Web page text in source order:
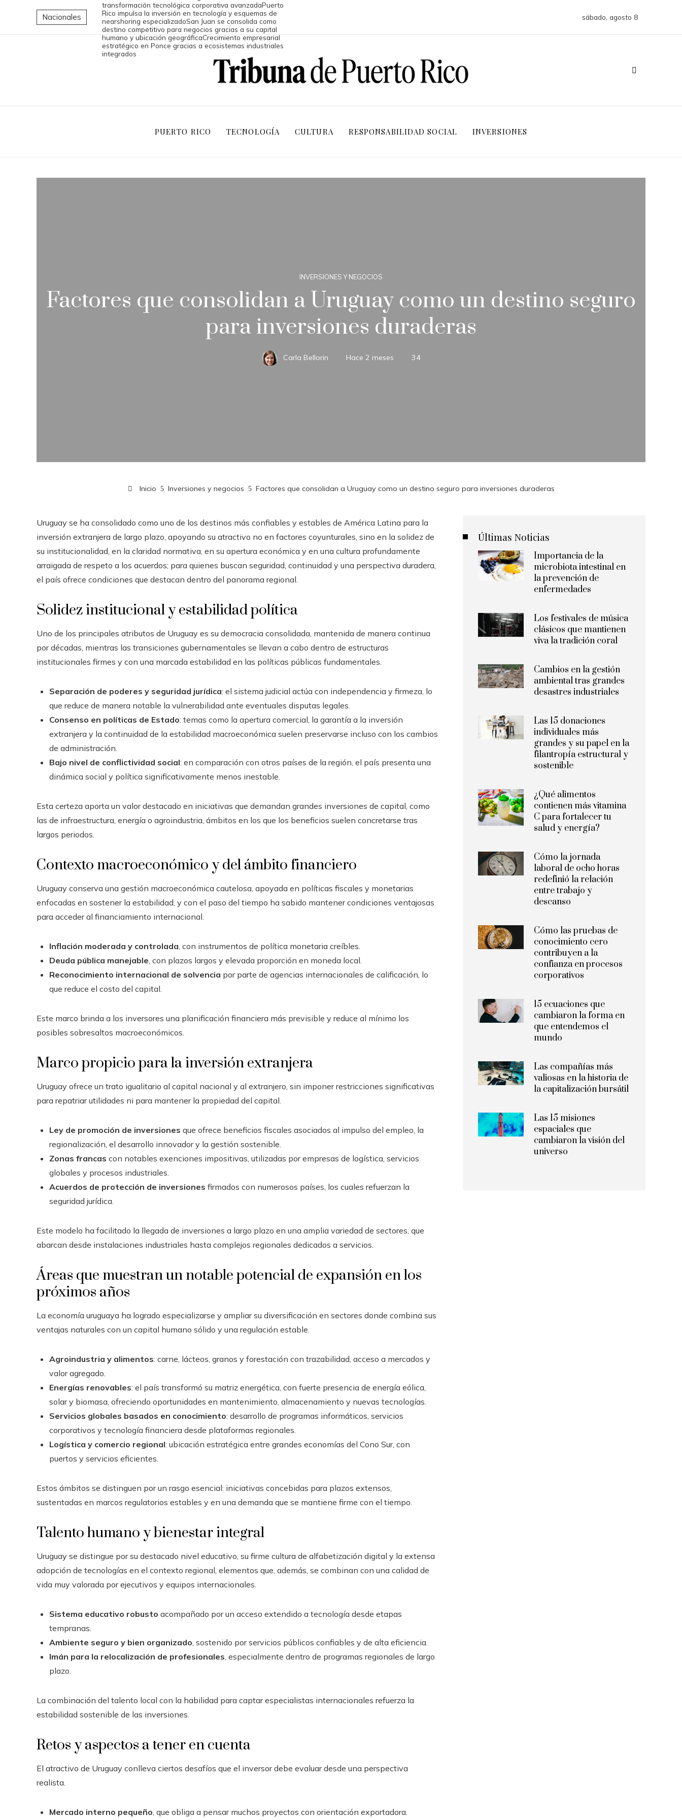
Nacionales
transformación tecnológica corporativa avanzadaPuerto
Rico impulsa la inversión en tecnología y esquemas de
nearshoring especializadoSan Juan se consolida como
destino competitivo para negocios gracias a su capital
humano y ubicación geográficaCrecimiento empresarial
estratégico en Ponce gracias a ecosistemas industriales
integrados
sábado, agosto 8
PUERTO RICO TECNOLOGÍA CULTURA RESPONSABILIDAD SOCIAL INVERSIONES
INVERSIONES Y NEGOCIOS
Factores que consolidan a Uruguay como un destino seguro
para inversiones duraderas
Carla Bellorin Hace 2 meses 34
Inicio Inversiones y negocios Factores que consolidan a Uruguay como un destino seguro para inversiones duraderas
Uruguay se ha consolidado como uno de los destinos más confiables y estables de América Latina para la
inversión extranjera de largo plazo, apoyando su atractivo no en factores coyunturales, sino en la solidez de
su institucionalidad, en la claridad normativa, en su apertura económica y en una cultura profundamente
arraigada de respeto a los acuerdos; para quienes buscan seguridad, continuidad y una perspectiva duradera,
el país ofrece condiciones que destacan dentro del panorama regional.
Solidez institucional y estabilidad política
Uno de los principales atributos de Uruguay es su democracia consolidada, mantenida de manera continua
por décadas, mientras las transiciones gubernamentales se llevan a cabo dentro de estructuras
institucionales firmes y con una marcada estabilidad en las políticas públicas fundamentales.
Separación de poderes y seguridad jurídica: el sistema judicial actúa con independencia y firmeza, lo
que reduce de manera notable la vulnerabilidad ante eventuales disputas legales.
Consenso en políticas de Estado: temas como la apertura comercial, la garantía a la inversión
extranjera y la continuidad de la estabilidad macroeconómica suelen preservarse incluso con los cambios
de administración.
Bajo nivel de conflictividad social: en comparación con otros países de la región, el país presenta una
dinámica social y política significativamente menos inestable.
Esta certeza aporta un valor destacado en iniciativas que demandan grandes inversiones de capital, como
las de infraestructura, energía o agroindustria, ámbitos en los que los beneficios suelen concretarse tras
largos periodos.
Contexto macroeconómico y del ámbito financiero
Uruguay conserva una gestión macroeconómica cautelosa, apoyada en políticas fiscales y monetarias
enfocadas en sostener la estabilidad, y con el paso del tiempo ha sabido mantener condiciones ventajosas
para acceder al financiamiento internacional.
Inflación moderada y controlada, con instrumentos de política monetaria creíbles.
Deuda pública manejable, con plazos largos y elevada proporción en moneda local.
Reconocimiento internacional de solvencia por parte de agencias internacionales de calificación, lo
que reduce el costo del capital.
Este marco brinda a los inversores una planificación financiera más previsible y reduce al mínimo los
posibles sobresaltos macroeconómicos.
Marco propicio para la inversión extranjera
Uruguay ofrece un trato igualitario al capital nacional y al extranjero, sin imponer restricciones significativas
para repatriar utilidades ni para mantener la propiedad del capital.
Ley de promoción de inversiones que ofrece beneficios fiscales asociados al impulso del empleo, la
regionalización, el desarrollo innovador y la gestión sostenible.
Zonas francas con notables exenciones impositivas, utilizadas por empresas de logística, servicios
globales y procesos industriales.
Acuerdos de protección de inversiones firmados con numerosos países, los cuales refuerzan la
seguridad jurídica.
Este modelo ha facilitado la llegada de inversiones a largo plazo en una amplia variedad de sectores, que
abarcan desde instalaciones industriales hasta complejos regionales dedicados a servicios.
Áreas que muestran un notable potencial de expansión en los
próximos años
La economía uruguaya ha logrado especializarse y ampliar su diversificación en sectores donde combina sus
ventajas naturales con un capital humano sólido y una regulación estable.
Agroindustria y alimentos: carne, lácteos, granos y forestación con trazabilidad, acceso a mercados y
valor agregado.
Energías renovables: el país transformó su matriz energética, con fuerte presencia de energía eólica,
solar y biomasa, ofreciendo oportunidades en mantenimiento, almacenamiento y nuevas tecnologías.
Servicios globales basados en conocimiento: desarrollo de programas informáticos, servicios
corporativos y tecnología financiera desde plataformas regionales.
Logística y comercio regional: ubicación estratégica entre grandes economías del Cono Sur, con
puertos y servicios eficientes.
Estos ámbitos se distinguen por un rasgo esencial: iniciativas concebidas para plazos extensos,
sustentadas en marcos regulatorios estables y en una demanda que se mantiene firme con el tiempo.
Talento humano y bienestar integral
Uruguay se distingue por su destacado nivel educativo, su firme cultura de alfabetización digital y la extensa
adopción de tecnologías en el contexto regional, elementos que, además, se combinan con una calidad de
vida muy valorada por ejecutivos y equipos internacionales.
Sistema educativo robusto acompañado por un acceso extendido a tecnología desde etapas
tempranas.
Ambiente seguro y bien organizado, sostenido por servicios públicos confiables y de alta eficiencia.
Imán para la relocalización de profesionales, especialmente dentro de programas regionales de largo
plazo.
La combinación del talento local con la habilidad para captar especialistas internacionales refuerza la
estabilidad sostenible de las inversiones.
Retos y aspectos a tener en cuenta
El atractivo de Uruguay conlleva ciertos desafíos que el inversor debe evaluar desde una perspectiva
realista.
Mercado interno pequeño, que obliga a pensar muchos proyectos con orientación exportadora.
Últimas Noticias
Importancia de la
microbiota intestinal en
la prevención de
enfermedades
Los festivales de música
clásicos que mantienen
viva la tradición coral
Cambios en la gestión
ambiental tras grandes
desastres industriales
Las 15 donaciones
individuales más
grandes y su papel en la
filantropía estructural y
sostenible
¿Qué alimentos
contienen más vitamina
C para fortalecer tu
salud y energía?
Cómo la jornada
laboral de ocho horas
redefinió la relación
entre trabajo y
descanso
Cómo las pruebas de
conocimiento cero
contribuyen a la
confianza en procesos
corporativos
15 ecuaciones que
cambiaron la forma en
que entendemos el
mundo
Las compañías más
valiosas en la historia de
la capitalización bursátil
Las 15 misiones
espaciales que
cambiaron la visión del
universo